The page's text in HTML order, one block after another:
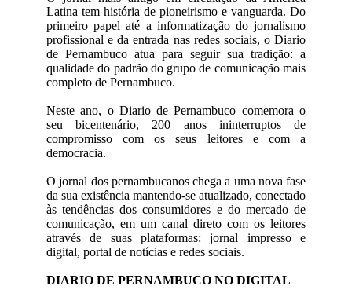
Latina tem história de pioneirismo e vanguarda. Do
primeiro papel até a informatização do jornalismo
profissional e da entrada nas redes sociais, o Diario
de Pernambuco atua para seguir sua tradição: a
qualidade do padrão do grupo de comunicação mais
completo de Pernambuco.
Neste ano, o Diario de Pernambuco comemora o
seu bicentenário, 200 anos ininterruptos de
compromisso com os seus leitores e com a
democracia.
O jornal dos pernambucanos chega a uma nova fase
da sua existência mantendo-se atualizado, conectado
às tendências dos consumidores e do mercado de
comunicação, em um canal direto com os leitores
através de suas plataformas: jornal impresso e
digital, portal de notícias e redes sociais.
DIARIO DE PERNAMBUCO NO DIGITAL